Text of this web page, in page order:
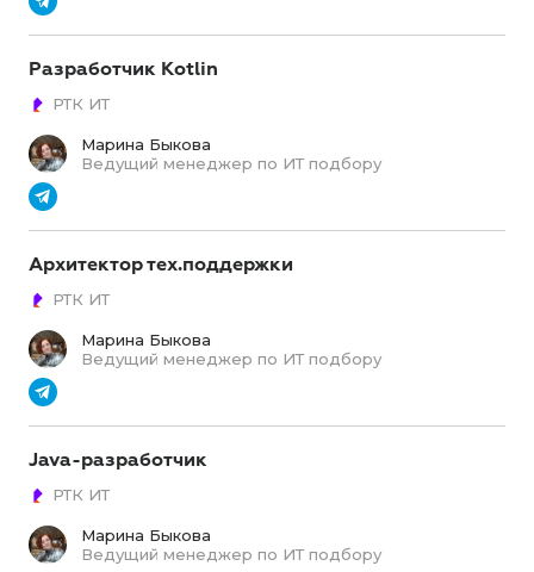
Разработчик Kotlin
РТК ИТ
Марина Быкова
Ведущий менеджер по ИТ подбору
Архитектор тех.поддержки
РТК ИТ
Марина Быкова
Ведущий менеджер по ИТ подбору
Java-разработчик
РТК ИТ
Марина Быкова
Ведущий менеджер по ИТ подбору